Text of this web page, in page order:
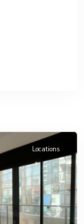
Next
Locations